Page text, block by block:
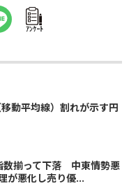
ｱﾝｹｰﾄ
動平均線）割れが示す円
数揃って下落 中東情勢悪
が悪化し売り優...